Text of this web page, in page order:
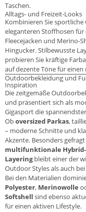
Taschen.
Alltags- und Freizeit-Looks
Kombinieren Sie
eleganteren Stoffhosen
Fleecejacken und Merino-
Hingucker. Stilbewusste
probieren Sie kräftige
auf dezente Töne für
Outdoorbekleidung und
Inspiration
Die zeitgemäße
und präsentiert sich als
Gigasport die
Oboversized Parkas,
– moderne Schnitte und
Akzente. Besonders
multifunktionale
Layeringbleibt einer der
Outdoor Styles als auch
Bei den Materialien
Polyester, Merinowolle
Softshell sind ebenso
für einen aktiven Lifestyle.